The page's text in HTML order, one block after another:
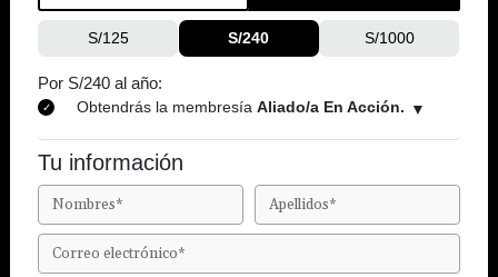
S/125 S/240 S/1000
Por S/240 al año:
Obtendrás la membresía Aliado/a En Acción.
Tu información